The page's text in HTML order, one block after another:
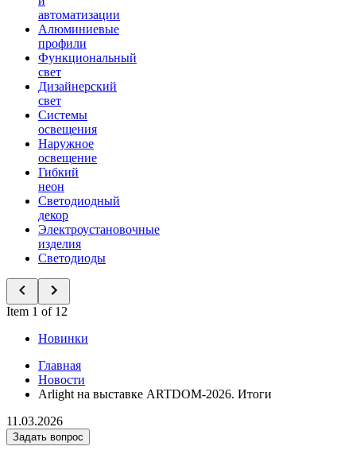
автоматизации
Алюминиевые
профили
Функциональный
свет
Дизайнерский
свет
Системы
освещения
Наружное
освещение
Гибкий
неон
Светодиодный
декор
Электроустановочные
изделия
Светодиоды
Item 1 of 12
Новинки
Главная
Новости
Arlight на выставке ARTDOM-2026. Итоги
11.03.2026
Задать вопрос